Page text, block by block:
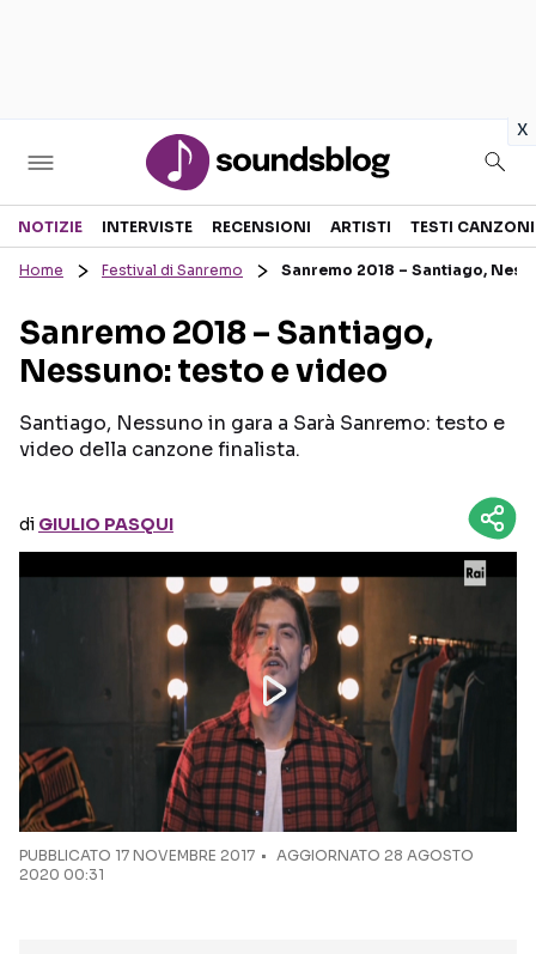
x
Sezioni
RECENSIONI MUSICALI
INTERVISTE
GOSSIP E CURIOSITÀ
TESTI CANZONI
TOUR ED EVENTI
TALENT SHOW
Seguici sui social
NOTIZIE INTERVISTE RECENSIONI ARTISTI TESTI CANZONI
Home Festival di Sanremo Sanremo 2018 – Santiago,
Sanremo 2018 – Santiago,
Nessuno: testo e video
Santiago, Nessuno in gara a Sarà Sanremo: testo e
video della canzone finalista.
di GIULIO PASQUI
PUBBLICATO 17 NOVEMBRE 2017
AGGIORNATO 28 AGOSTO
2020 00:31